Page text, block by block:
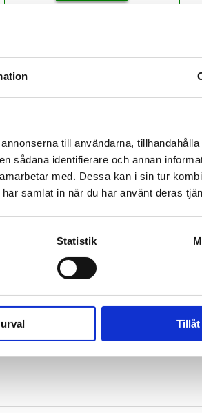
till användarna,
sådana identifierare och annan
med. Dessa kan i sin tur
samlat in när du har använt deras
Statistik
Tillåt
MISSIONSGLIMTEN